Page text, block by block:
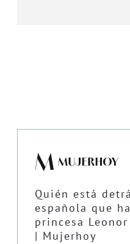
Quién está
española que
princesa
| Mujerhoy